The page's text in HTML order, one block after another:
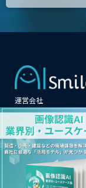
運営会社
よくある質問
メールマガジン登録
情報提供はこちらから
AI企業一覧
サイトマップ